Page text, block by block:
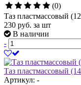
(0)
Таз пластмассовый
230 руб. за шт
В наличии
-
Таз пластмассовый
Артикул: -